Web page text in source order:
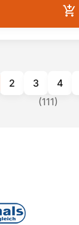
(111)
2 3 4